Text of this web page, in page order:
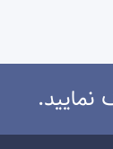
نمایید.